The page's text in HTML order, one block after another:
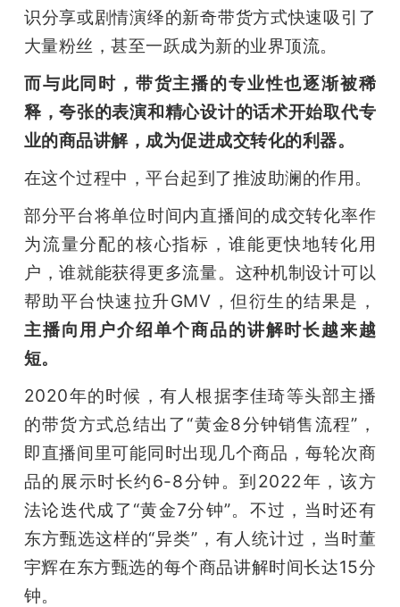
识分享或剧情演绎的新奇带货方式快速吸引了
大量粉丝，甚至一跃成为新的业界顶流。
而与此同时，带货主播的专业性也逐渐被稀
释，夸张的表演和精心设计的话术开始取代专
业的商品讲解，成为促进成交转化的利器。
在这个过程中，平台起到了推波助澜的作用。
部分平台将单位时间内直播间的成交转化率作
为流量分配的核心指标，谁能更快地转化用
户，谁就能获得更多流量。这种机制设计可以
帮助平台快速拉升GMV，但衍生的结果是，
主播向用户介绍单个商品的讲解时长越来越
短。
2020年的时候，有人根据李佳琦等头部主播
的带货方式总结出了“黄金8分钟销售流程”，
即直播间里可能同时出现几个商品，每轮次商
品的展示时长约6-8分钟。到2022年，该方
法论迭代成了“黄金7分钟”。不过，当时还有
东方甄选这样的“异类”，有人统计过，当时董
宇辉在东方甄选的每个商品讲解时间长达15分
钟。